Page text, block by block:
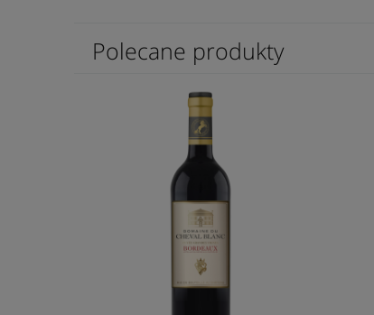
Polecane produkty